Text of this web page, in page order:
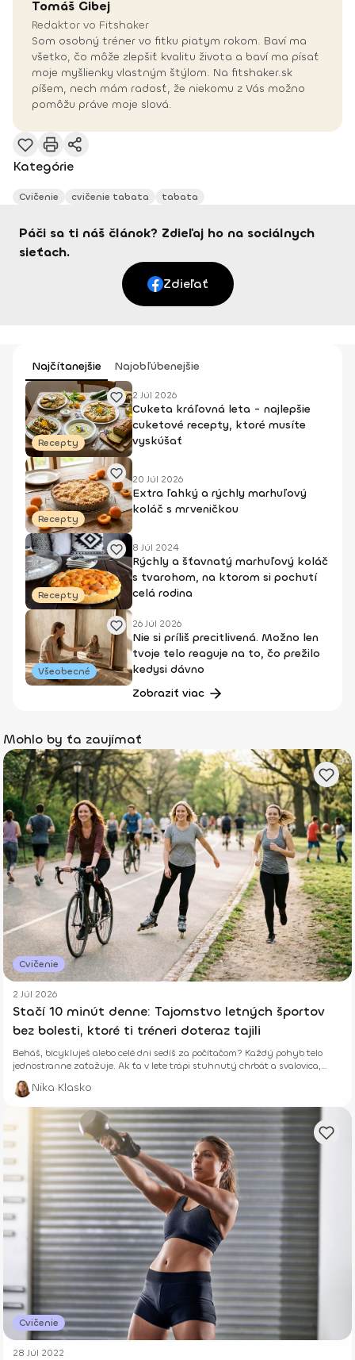
Tomáš Gibej
Redaktor vo Fitshaker
Som osobný tréner vo fitku piatym rokom. Baví ma
všetko, čo môže zlepšiť kvalitu života a baví ma písať
moje myšlienky vlastným štýlom. Na fitshaker.sk
píšem, nech mám radosť, že niekomu z Vás možno
pomôžu práve moje slová.
Kategórie
Cvičenie cvičenie tabata tabata
Páči sa ti náš článok? Zdieľaj ho na sociálnych
sieťach.
Zdieľať
Najčítanejšie Najobľúbenejšie
Recepty
2 Júl 2026
Cuketa kráľovná leta - najlepšie
cuketové recepty, ktoré musíte
vyskúšať
Recepty
20 Júl 2026
Extra ľahký a rýchly marhuľový
koláč s mrveničkou
Recepty
8 Júl 2024
Rýchly a šťavnatý marhuľový koláč
s tvarohom, na ktorom si pochutí
celá rodina
Všeobecné
26 Júl 2026
Nie si príliš precitlivená. Možno len
tvoje telo reaguje na to, čo prežilo
kedysi dávno
Zobraziť viac
Mohlo by ťa zaujímať
Cvičenie
2 Júl 2026
Stačí 10 minút denne: Tajomstvo letných športov
bez bolesti, ktoré ti tréneri doteraz tajili
Beháš, bicykluješ alebo celé dni sedíš za počítačom? Každý pohyb telo
jednostranne zaťažuje. Ak ťa v lete trápi stuhnutý chrbát a svalovica,
niekde robíš chybu. Zisti, ako ti len 10 minút správneho cvičenia denne
vráti energiu a zabezpečí leto úplne bez b
Nika Klasko
Cvičenie
28 Júl 2022